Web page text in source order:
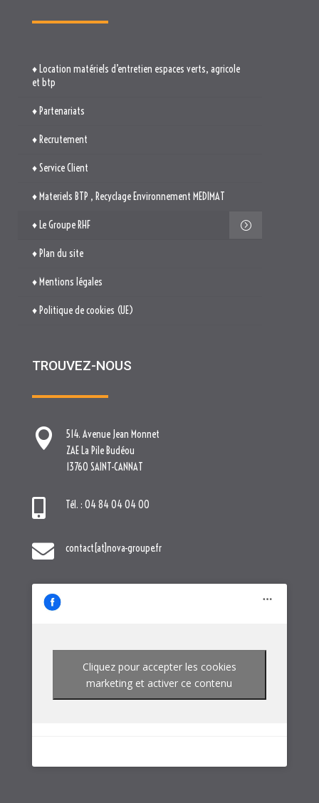
♦ Location matériels d’entretien espaces verts, agricole
et btp
♦ Partenariats
♦ Recrutement
♦ Service Client
♦ Materiels BTP , Recyclage Environnement MEDIMAT
♦ Le Groupe RHF
♦ Plan du site
♦ Mentions légales
♦ Politique de cookies (UE)
TROUVEZ-NOUS

514. Avenue Jean Monnet
ZAE La Pile Budéou
13760 SAINT-CANNAT
 Tél. : 04 84 04 04 00
 contact[at]nova-groupe.fr
Cliquez pour accepter les cookies
marketing et activer ce contenu